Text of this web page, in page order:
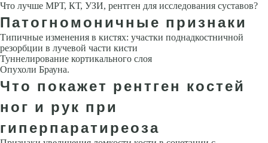
Что лучше МРТ, КТ, УЗИ, рентген для исследования суставов?
Патогномоничные признаки
Типичные изменения в кистях: участки поднадкостничной
резорбции в лучевой части кисти
Туннелирование кортикального слоя
Опухоли Брауна.
Что покажет рентген костей
ног и рук при
гиперпаратиреоза